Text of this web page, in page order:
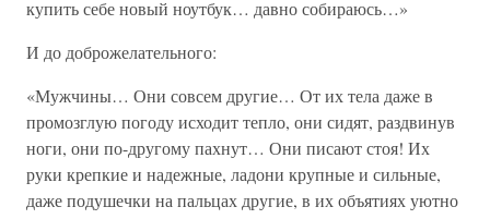
купить себе новый ноутбук… давно собираюсь…»
И до доброжелательного:
«Мужчины… Они совсем другие… От их тела даже в
промозглую погоду исходит тепло, они сидят, раздвинув
ноги, они по-другому пахнут… Они писают стоя! Их
руки крепкие и надежные, ладони крупные и сильные,
даже подушечки на пальцах другие, в их объятиях уютно